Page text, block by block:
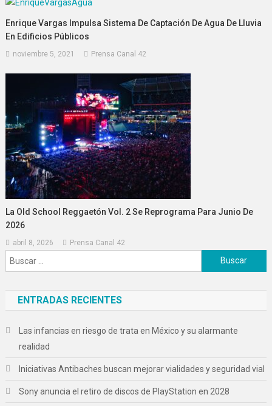
Enrique Vargas Impulsa Sistema De Captación De Agua De Lluvia
En Edificios Públicos
noviembre 5, 2021 Prensa Canal 42
La Old School Reggaetón Vol. 2 Se Reprograma Para Junio De
2026
abril 8, 2026 Prensa Canal 42
Buscar:
ENTRADAS RECIENTES
Las infancias en riesgo de trata en México y su alarmante
realidad
Iniciativas Antibaches buscan mejorar vialidades y seguridad vial
Sony anuncia el retiro de discos de PlayStation en 2028